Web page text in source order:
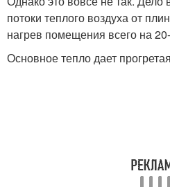
потоки теплого воздуха от
нагрев помещения всего на
Основное тепло дает